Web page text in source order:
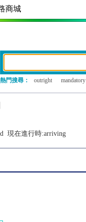
商城
熱門搜尋： outright mandatory
現在進行時:arriving